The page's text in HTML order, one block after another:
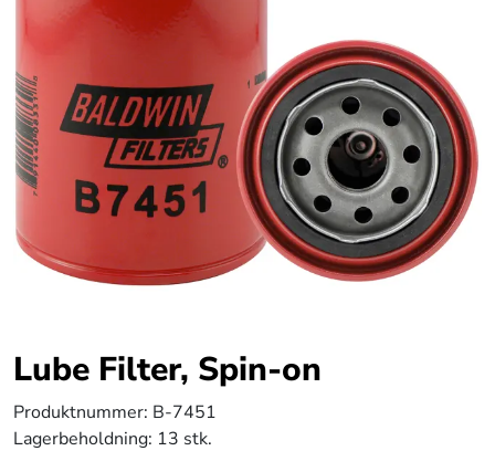
Lube Filter, Spin-on
Produktnummer: B-7451
Lagerbeholdning: 13 stk.